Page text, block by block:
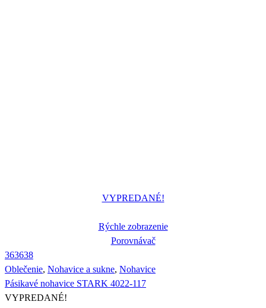
VYPREDANÉ!
Rýchle zobrazenie
Porovnávač
363638
Oblečenie, Nohavice a sukne, Nohavice
Pásikavé nohavice STARK 4022-117
VYPREDANÉ!